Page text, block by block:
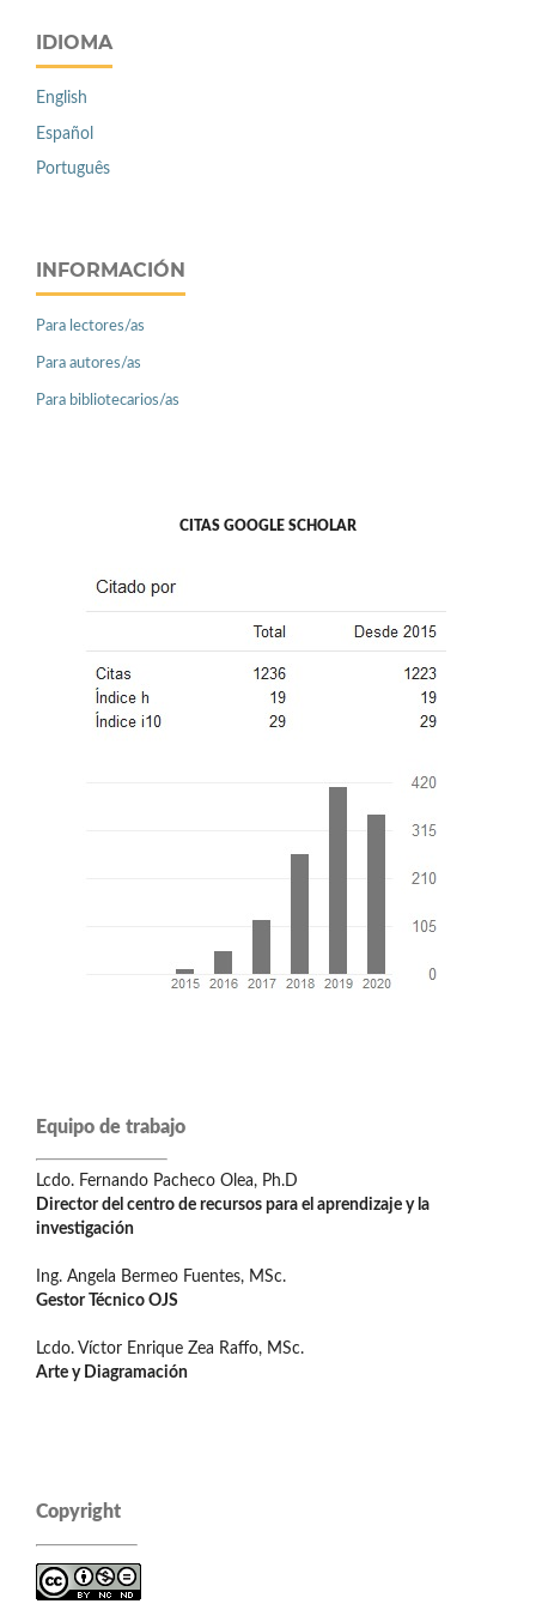
IDIOMA
English
Español
Português
INFORMACIÓN
Para lectores/as
Para autores/as
Para bibliotecarios/as
CITAS GOOGLE SCHOLAR
Equipo de trabajo
Lcdo. Fernando Pacheco Olea, Ph.D
Director del centro de recursos para el aprendizaje y la
investigación
Ing. Angela Bermeo Fuentes, MSc.
Gestor Técnico OJS
Lcdo. Víctor Enrique Zea Raffo, MSc.
Arte y Diagramación
Copyright